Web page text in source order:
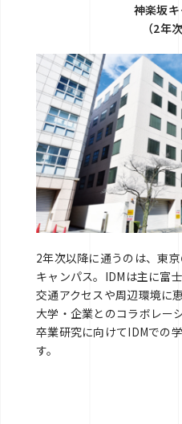
神楽坂
（2年
2年次以降に通うのは、東
キャンパス。IDMは主に富
交通アクセスや周辺環境に
大学・企業とのコラボレー
卒業研究に向けてIDMでの
す。